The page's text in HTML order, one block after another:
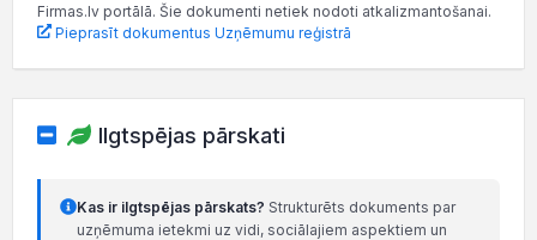
Firmas.lv portālā. Šie dokumenti netiek nodoti atkalizmantošanai.
Pieprasīt dokumentus Uzņēmumu reģistrā
Ilgtspējas pārskati
Kas ir ilgtspējas pārskats? Strukturēts dokuments par
uzņēmuma ietekmi uz vidi, sociālajiem aspektiem un